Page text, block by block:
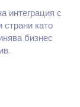
интеграция с
като
бизнес